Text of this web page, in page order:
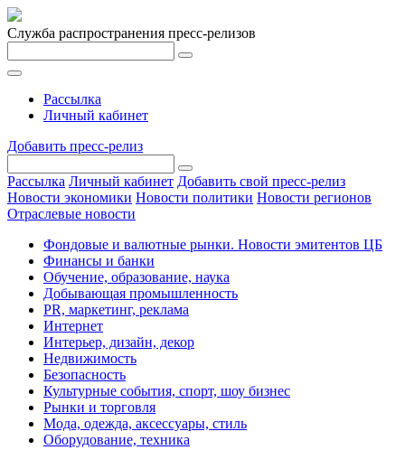
Служба распространения пресс-релизов
Рассылка
Личный кабинет
Добавить пресс-релиз
Рассылка Личный кабинет Добавить свой пресс-релиз
Новости экономики Новости политики Новости регионов
Отраслевые новости
Фондовые и валютные рынки. Новости эмитентов ЦБ
Финансы и банки
Обучение, образование, наука
Добывающая промышленность
PR, маркетинг, реклама
Интернет
Интерьер, дизайн, декор
Недвижимость
Безопасность
Культурные события, спорт, шоу бизнес
Рынки и торговля
Мода, одежда, аксессуары, стиль
Оборудование, техника